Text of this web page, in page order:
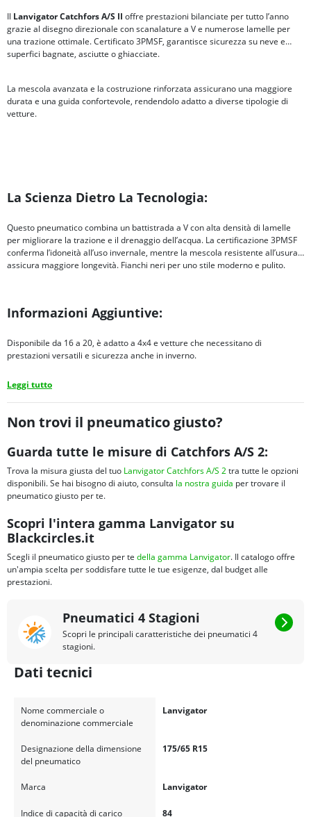
Il Lanvigator Catchfors A/S II offre prestazioni bilanciate per tutto l’anno
grazie al disegno direzionale con scanalature a V e numerose lamelle per
una trazione ottimale. Certificato 3PMSF, garantisce sicurezza su neve e
superfici bagnate, asciutte o ghiacciate.
La mescola avanzata e la costruzione rinforzata assicurano una maggiore
durata e una guida confortevole, rendendolo adatto a diverse tipologie di
vetture.
La Scienza Dietro La Tecnologia:
Questo pneumatico combina un battistrada a V con alta densità di lamelle
per migliorare la trazione e il drenaggio dell’acqua. La certificazione 3PMSF
conferma l’idoneità all’uso invernale, mentre la mescola resistente all’usura
assicura maggiore longevità. Fianchi neri per uno stile moderno e pulito.
Informazioni Aggiuntive:
Disponibile da 16 a 20, è adatto a 4x4 e vetture che necessitano di
prestazioni versatili e sicurezza anche in inverno.
Leggi tutto
Non trovi il pneumatico giusto?
Guarda tutte le misure di Catchfors A/S 2:
Trova la misura giusta del tuo Lanvigator Catchfors A/S 2tra tutte le opzioni
disponibili. Se hai bisogno di aiuto, consulta la nostra guida per trovare il
pneumatico giusto per te.
Scopri l'intera gamma Lanvigator su
Blackcircles.it
Scegli il pneumatico giusto per te della gamma Lanvigator. Il catalogo offre
un'ampia scelta per soddisfare tutte le tue esigenze, dal budget alle
prestazioni.
Pneumatici 4 Stagioni
Scopri le principali caratteristiche dei pneumatici 4
stagioni.
Dati tecnici
Nome commerciale o
denominazione commerciale
Lanvigator
Designazione della dimensione
del pneumatico
175/65 R15
Marca Lanvigator
Indice di capacità di carico 84